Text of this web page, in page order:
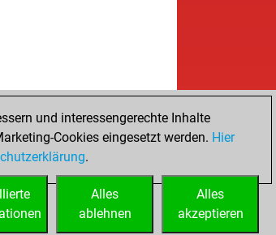
und interessengerechte Inhalte
Cookies eingesetzt werden. Hier
.
Alles
akzeptieren
Alles
ablehnen